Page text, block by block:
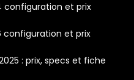
configuration et prix
configuration et prix
: prix, specs et fiche